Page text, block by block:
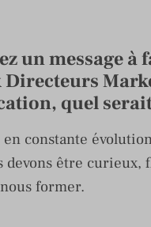
un message à
Directeurs
quel
constante
devons être curieux,
former.